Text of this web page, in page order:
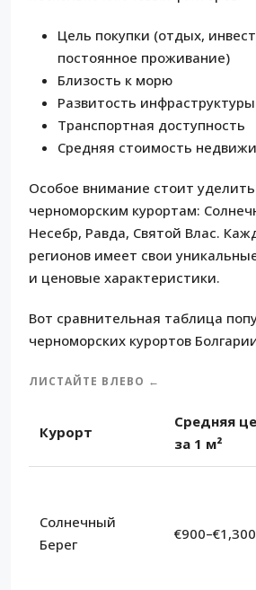
Цель покупки (отдых,
постоянное проживание)
Близость к морю
Развитость инфраструктуры
Транспортная доступность
Средняя стоимость
Особое внимание стоит
черноморским курортам:
Несебр, Равда, Святой Влас.
регионов имеет свои
и ценовые характеристики.
Вот сравнительная таблица
черноморских курортов
ЛИСТАЙТЕ ВЛЕВО ←
Курорт
Средняя
за 1 м²
Солнечный
Берег
€900–€1,300